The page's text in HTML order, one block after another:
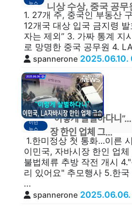
뉴스
니상 수상, 중국 공무
1. 27개 주, 중국인 부동산
12개국 대상 입국 금지령
자는 제외” 3. 가짜 통계 지
로 망명한 중국 공무원 4.
spannerone 2025.06.10.
이민
뉴스
“이렇게
장 한인 업체 그…
1.한미정상 첫 통화…이른
이민국, 자바시장 한인 업
불법체류 추방 작전 개시
리 있어요" 추모행사 5.한
...
spannerone